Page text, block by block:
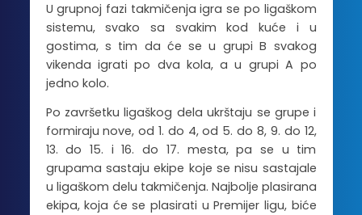
U grupnoj fazi takmičenja igra se po ligaškom
sistemu, svako sa svakim kod kuće i u
gostima, s tim da će se u grupi B svakog
vikenda igrati po dva kola, a u grupi A po
jedno kolo.
Po završetku ligaškog dela ukrštaju se grupe i
formiraju nove, od 1. do 4, od 5. do 8, 9. do 12,
13. do 15. i 16. do 17. mesta, pa se u tim
grupama sastaju ekipe koje se nisu sastajale
u ligaškom delu takmičenja. Najbolje plasirana
ekipa, koja će se plasirati u Premijer ligu, biće